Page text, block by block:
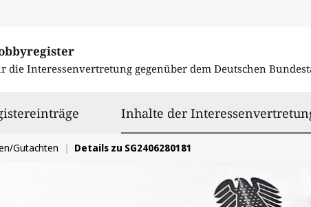
die Interessenvertretung gegenüber dem Deutschen
Inhalte der
Gutachten Details zu SG2406280181